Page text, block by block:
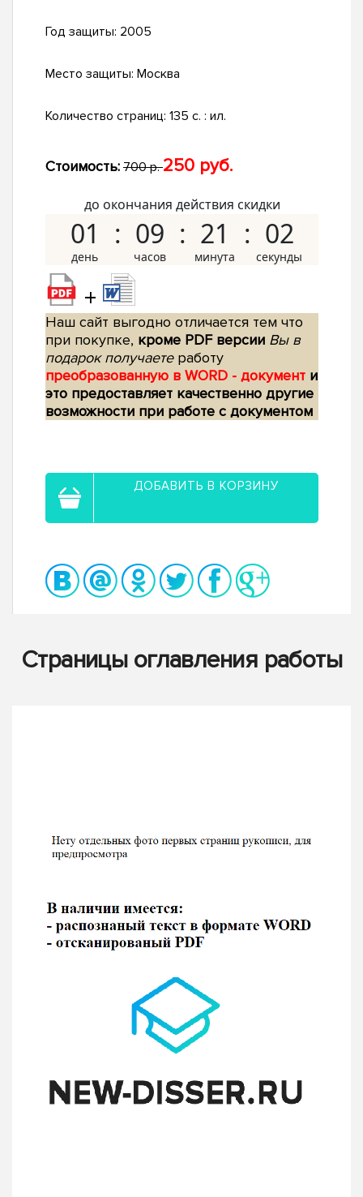
Год защиты: 2005
Место защиты: Москва
Количество страниц: 135 с. : ил.
Стоимость: 700 р.250 руб.
до окончания действия скидки
01 09 21 01
+
Наш сайт выгодно отличается тем что
при покупке, кроме PDF версии Вы в
подарок получаетеработу
преобразованную в WORD - документ и
это предоставляет качественно другие
возможности при работе с документом
ДОБАВИТЬ В КОРЗИНУ
Страницы оглавления работы